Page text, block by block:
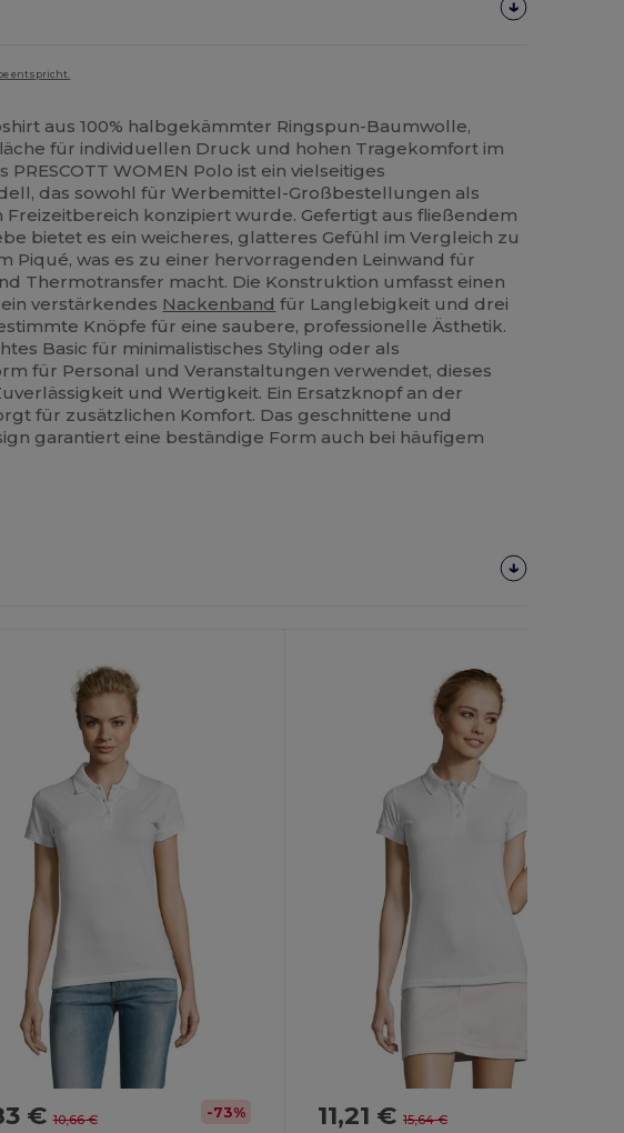
entspricht.
aus 100% halbgekämmter Ringspun-Baumwolle,
für individuellen Druck und hohen Tragekomfort im
PRESCOTT WOMEN Polo ist ein vielseitiges
das sowohl für Werbemittel-Großbestellungen als
Freizeitbereich konzipiert wurde. Gefertigt aus fließendem
bietet es ein weicheres, glatteres Gefühl im Vergleich zu
Piqué, was es zu einer hervorragenden Leinwand für
Thermotransfer macht. Die Konstruktion umfasst einen
verstärkendes Nackenband für Langlebigkeit und drei
Knöpfe für eine saubere, professionelle Ästhetik.
Basic für minimalistisches Styling oder als
für Personal und Veranstaltungen verwendet, dieses
und Wertigkeit. Ein Ersatzknopf an der
für zusätzlichen Komfort. Das geschnittene und
garantiert eine beständige Form auch bei häufigem
€10,66 € -73% 11,21 €15,64 €